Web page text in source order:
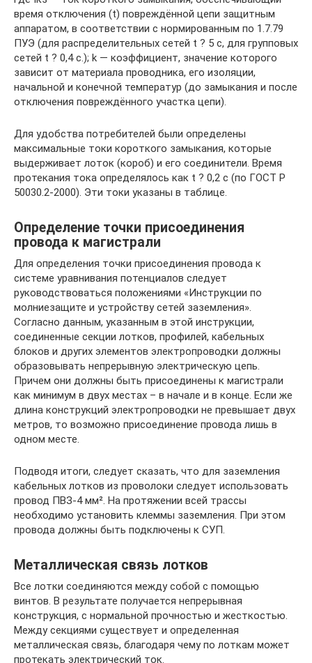
время отключения (t) повреждённой цепи защитным
аппаратом, в соответствии с нормированным по 1.7.79
ПУЭ (для распределительных сетей t ? 5 с, для групповых
сетей t ? 0,4 с.); k — коэффициент, значение которого
зависит от материала проводника, его изоляции,
начальной и конечной температур (до замыкания и после
отключения повреждённого участка цепи).
Для удобства потребителей были определены
максимальные токи короткого замыкания, которые
выдерживает лоток (короб) и его соединители. Время
протекания тока определялось как t ? 0,2 с (по ГОСТ Р
50030.2-2000). Эти токи указаны в таблице.
Определение точки присоединения
провода к магистрали
Для определения точки присоединения провода к
системе уравнивания потенциалов следует
руководствоваться положениями «Инструкции по
молниезащите и устройству сетей заземления».
Согласно данным, указанным в этой инструкции,
соединенные секции лотков, профилей, кабельных
блоков и других элементов электропроводки должны
образовывать непрерывную электрическую цепь.
Причем они должны быть присоединены к магистрали
как минимум в двух местах – в начале и в конце. Если же
длина конструкций электропроводки не превышает двух
метров, то возможно присоединение провода лишь в
одном месте.
Подводя итоги, следует сказать, что для заземления
кабельных лотков из проволоки следует использовать
провод ПВЗ-4 мм². На протяжении всей трассы
необходимо установить клеммы заземления. При этом
провода должны быть подключены к СУП.
Металлическая связь лотков
Все лотки соединяются между собой с помощью
винтов. В результате получается непрерывная
конструкция, с нормальной прочностью и жесткостью.
Между секциями существует и определенная
металлическая связь, благодаря чему по лоткам может
протекать электрический ток.